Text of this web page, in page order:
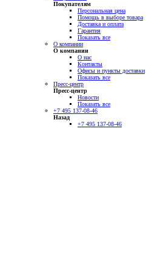
Покупателям
Персональная цена
Помощь в выборе товара
Доставка и оплата
Гарантия
Показать все
О компании
О компании
О нас
Контакты
Офисы и пункты доставки
Показать все
Пресс-центр
Пресс-центр
Новости
Показать все
+7 495 137-08-46
Назад
+7 495 137-08-46